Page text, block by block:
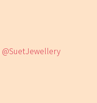
@SuetJewellery